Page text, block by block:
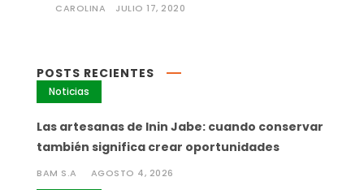
CAROLINA JULIO 17, 2020
POSTS RECIENTES
Noticias
Las artesanas de Inin Jabe: cuando conservar
también significa crear oportunidades
BAM S.A AGOSTO 4, 2026